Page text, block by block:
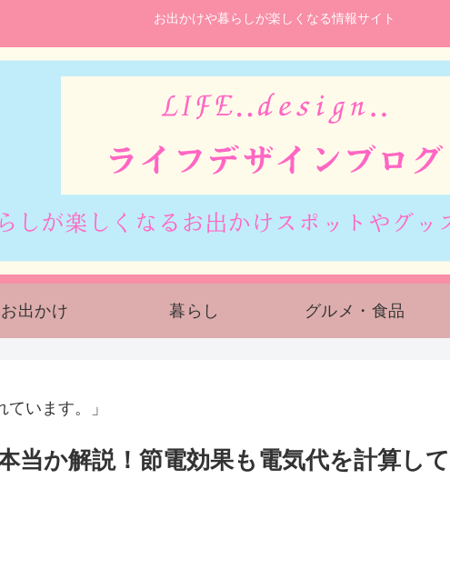
お出かけや暮らしが楽しくなる情報サイト
お出かけ 暮らし グルメ・食品
います。」
当か解説！節電効果も電気代を計算して